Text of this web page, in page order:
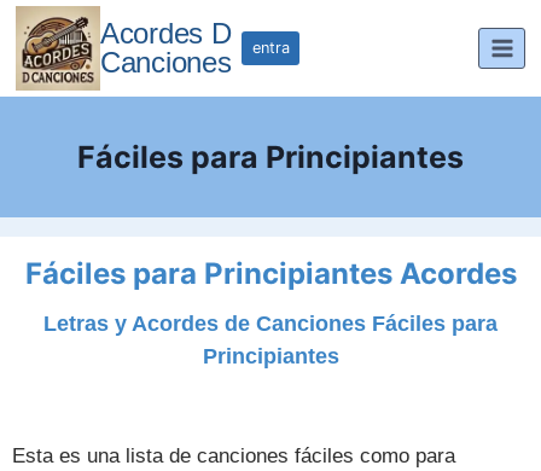
Saltar
contenido
Acordes D
Canciones
entra
Fáciles para Principiantes
Fáciles para Principiantes Acordes
Letras y Acordes de Canciones Fáciles para
Principiantes
Esta es una lista de canciones fáciles como para